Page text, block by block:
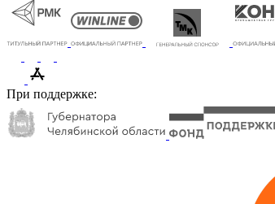
При поддержке: